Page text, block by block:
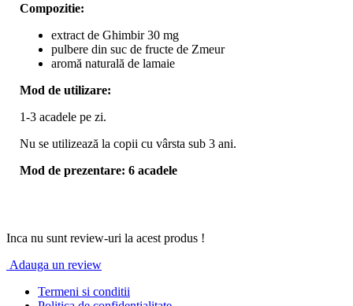
Compozitie:
extract de Ghimbir 30 mg
pulbere din suc de fructe de Zmeur
aromă naturală de lamaie
Mod de utilizare:
1-3 acadele pe zi.
Nu se utilizează la copii cu vârsta sub 3 ani.
Mod de prezentare: 6 acadele
Inca nu sunt review-uri la acest produs !
Adauga un review
Termeni si conditii